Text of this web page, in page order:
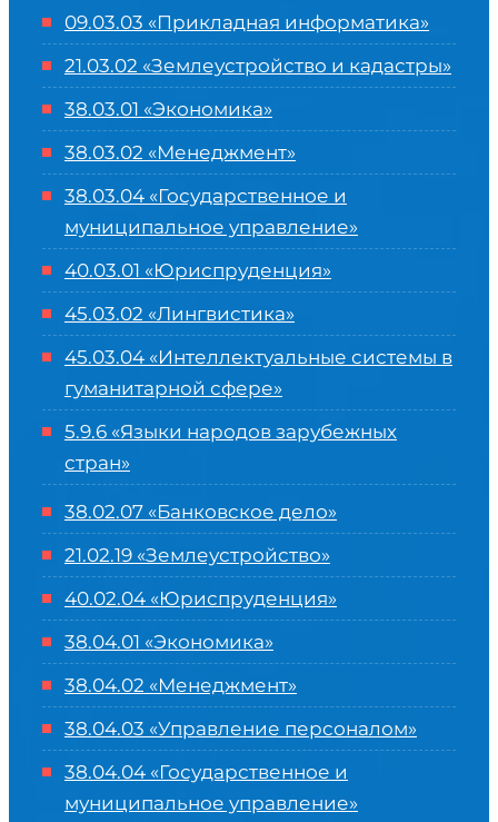
09.03.03 «Прикладная информатика»
21.03.02 «Землеустройство и кадастры»
38.03.01 «Экономика»
38.03.02 «Менеджмент»
38.03.04 «Государственное и
муниципальное управление»
40.03.01 «Юриспруденция»
45.03.02 «Лингвистика»
45.03.04 «Интеллектуальные системы в
гуманитарной сфере»
5.9.6 «Языки народов зарубежных
стран»
38.02.07 «Банковское дело»
21.02.19 «Землеустройство»
40.02.04 «Юриспруденция»
38.04.01 «Экономика»
38.04.02 «Менеджмент»
38.04.03 «Управление персоналом»
38.04.04 «Государственное и
муниципальное управление»